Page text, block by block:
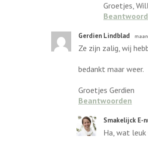
Groetjes,
Gerdien Lindblad
Ze zijn zalig, wij
bedankt maar weer.
Groetjes Gerdien
Beantwoorden
Smakelijck E-
Ha, wat leuk